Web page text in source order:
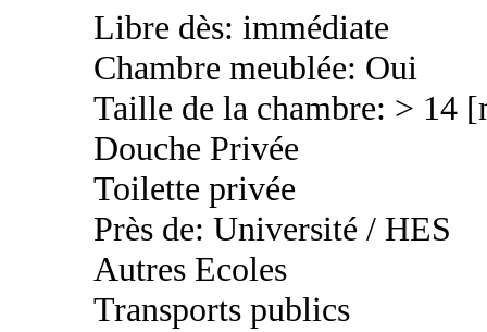
Libre dès: immédiate
Chambre meublée: Oui
Taille de la chambre: > 14
Douche Privée
Toilette privée
Près de: Université / HES
Autres Ecoles
Transports publics